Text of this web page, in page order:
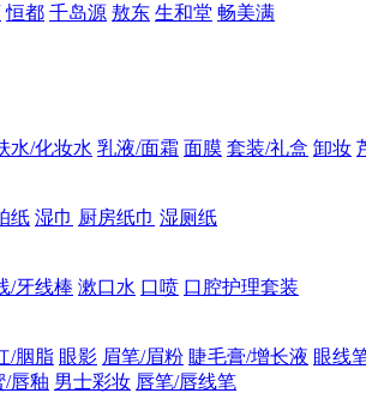
恒都 千岛源 敖东 生和堂 畅美满
水/化妆水 乳液/面霜 面膜 套装/礼盒 卸妆
纸 湿巾 厨房纸巾 湿厕纸
/牙线棒 漱口水 口喷 口腔护理套装
/胭脂 眼影 眉笔/眉粉 睫毛膏/增长液 眼线
/唇釉 男士彩妆 唇笔/唇线笔